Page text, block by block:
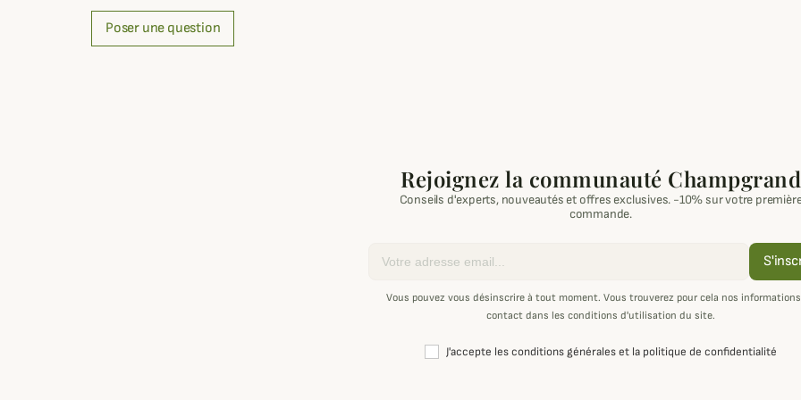
Poser une question
Rejoignez la communauté Champgrand
Conseils d'experts, nouveautés et offres exclusives. -10% sur votre
commande.
Vous pouvez vous désinscrire à tout moment. Vous trouverez pour cela nos
contact dans les conditions d'utilisation du site.
J'accepte les conditions générales et la politique de confidentialité